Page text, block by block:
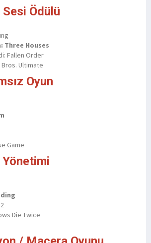
Ödülü
Three Houses
Fallen Order
Ultimate
Oyun
Game
Yönetimi
Die Twice